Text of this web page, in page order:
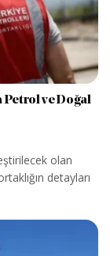
ve Doğal
olan
detayları